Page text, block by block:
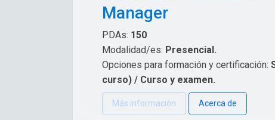
Manager
PDAs: 150
Modalidad/es: Presencial.
Opciones para formación y certificación:
curso) / Curso y examen.
Más información Acerca de